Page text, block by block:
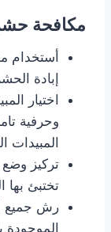
مكافحة
أستخدام
إبادة
اختيار
وحرفية
تركيز وضع
تختبئ
رش جميع